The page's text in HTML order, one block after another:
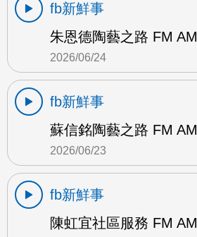
fb新鮮事
朱恩德陶藝之路 FM AM
2026/06/24
fb新鮮事
蘇信銘陶藝之路 FM AM
2026/06/23
fb新鮮事
陳虹宜社區服務 FM AM